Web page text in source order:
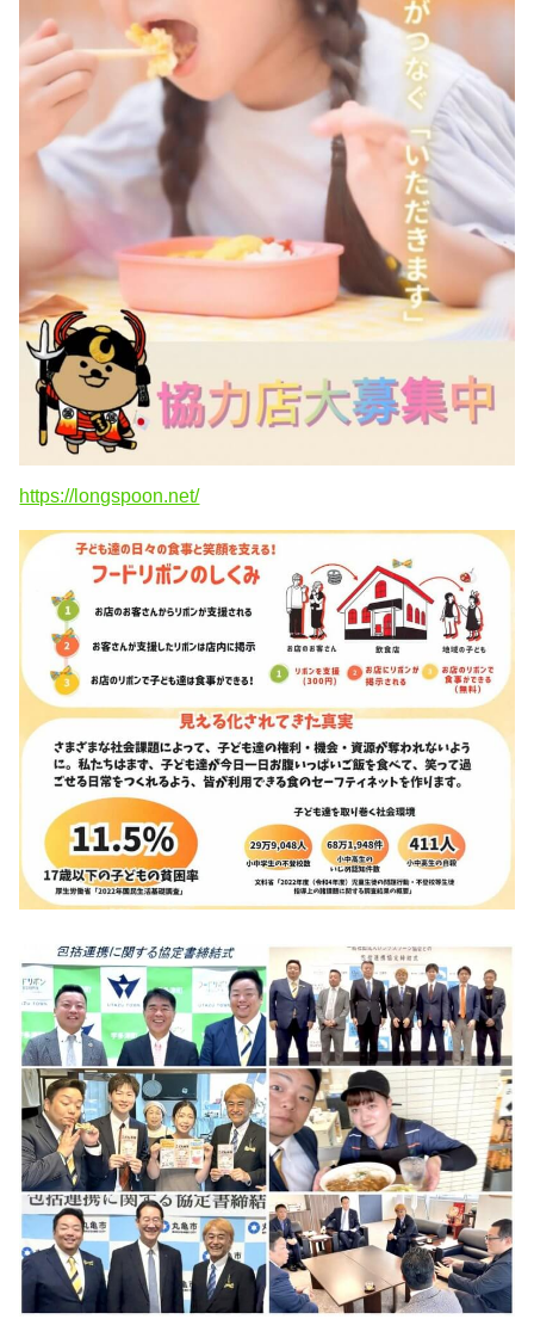
https://longspoon.net/